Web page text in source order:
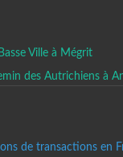
Ville à Mégrit
des Autrichiens à
de transactions en